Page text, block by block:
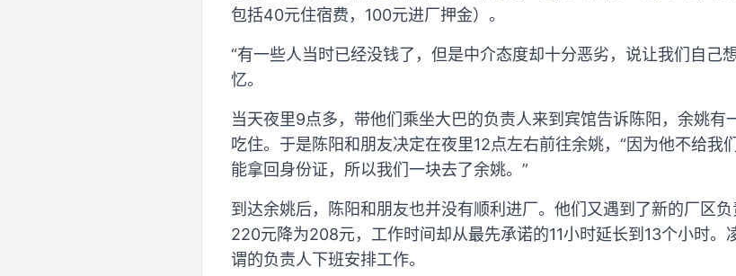
包括40元住宿费，100元进厂押金）。
“有一些人当时已经没钱了，但是中介态度却十分恶劣，说让我们自己
忆。
当天夜里9点多，带他们乘坐大巴的负责人来到宾馆告诉陈阳，余姚
吃住。于是陈阳和朋友决定在夜里12点左右前往余姚，“因为他不给我
能拿回身份证，所以我们一块去了余姚。”
到达余姚后，陈阳和朋友也并没有顺利进厂。他们又遇到了新的厂区
220元降为208元，工作时间却从最先承诺的11小时延长到13个小时。
谓的负责人下班安排工作。